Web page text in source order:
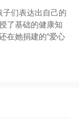
们表达出自己的
了基础的健康知
在她捐建的“爱心